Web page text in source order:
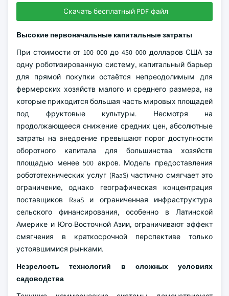
Скачать бесплатный PDF-файл
Высокие первоначальные капитальные затраты
При стоимости от 100 000 до 450 000 долларов США за
одну роботизированную систему, капитальный барьер
для прямой покупки остаётся непреодолимым для
фермерских хозяйств малого и среднего размера, на
которые приходится большая часть мировых площадей
под фруктовые культуры. Несмотря на
продолжающееся снижение средних цен, абсолютные
затраты на внедрение превышают порог доступности
оборотного капитала для большинства хозяйств
площадью менее 500 акров. Модель предоставления
робототехнических услуг (RaaS) частично смягчает это
ограничение, однако географическая концентрация
поставщиков RaaS и ограниченная инфраструктура
сельского финансирования, особенно в Латинской
Америке и Юго-Восточной Азии, ограничивают эффект
смягчения в краткосрочной перспективе только
устоявшимися рынками.
Незрелость технологий в сложных условиях
садоводства